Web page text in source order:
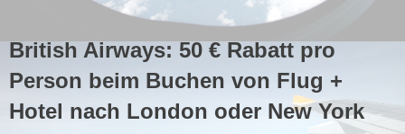
British Airways: 50 € Rabatt pro
Person beim Buchen von Flug +
Hotel nach London oder New York